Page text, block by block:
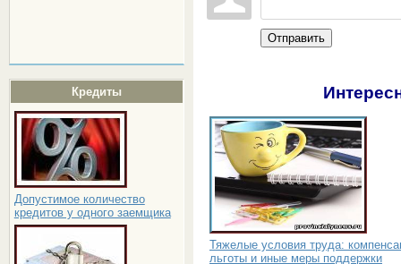
Кредиты
Допустимое количество
кредитов у одного заемщика
Отправить
Тяжелые условия труда:
льготы и иные меры поддержки